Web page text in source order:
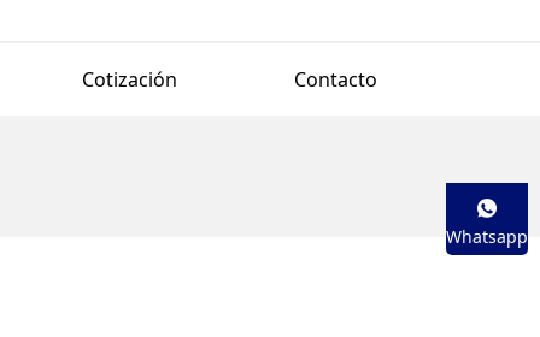
Cotización Contacto
Whatsapp